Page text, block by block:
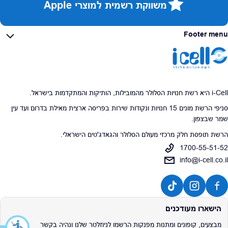
משווקת רשמית למוצרי Apple
Footer menu
i-Cell היא רשת חנויות הסלולר מהמובילות, הותיקות והמתקדמות בישראל.
סניפי הרשת מונים 15 חנויות ונקודות שירות בפריסה ארצית מאילת בדרום ועד עין
שמר שבצפון.
הרשת תופסת חלק מרכזי מעולם הסלולר והגאדג'טים הישראלי.
1700-55-51-52
info@i-cell.co.il
הישארו מעודכנים
מבצעים, קופונים ומתנות מפנקות הרשמו לניוזלטר שלנו ונהיה בקשר